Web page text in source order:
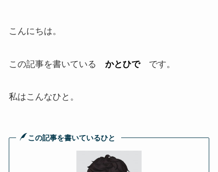
こんにちは。
この記事を書いている かとひでです。
私はこんなひと。
この記事を書いているひと